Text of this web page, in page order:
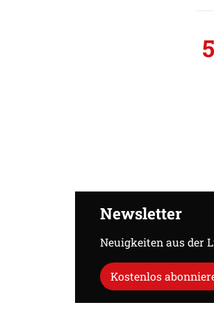
5
Newsletter
Neuigkeiten aus der
Kostenlos